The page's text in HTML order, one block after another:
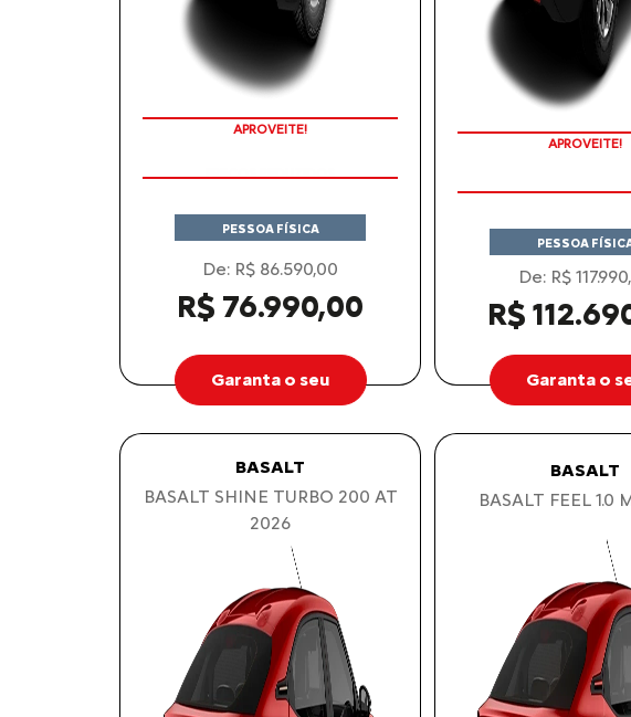
PESSOA FÍSICA
De: R$ 86.590,00
R$ 76.990,00
Garanta o seu
APROVEITE!
PESSOA
De: R$
R$
Garanta o
BASALT
BASALT SHINE TURBO 200 AT
2026
BASALT
BASALT FEEL 1.0